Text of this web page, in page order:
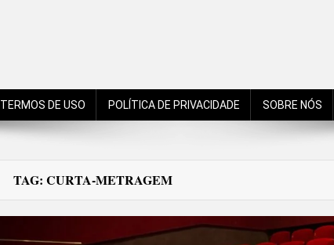
TERMOS DE USO POLÍTICA DE PRIVACIDADE SOBRE NÓS
TAG: CURTA-METRAGEM